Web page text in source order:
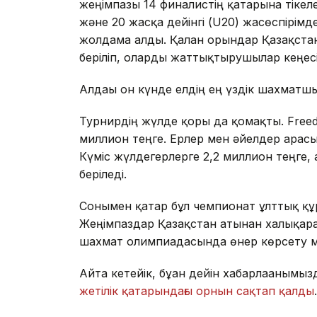
жеңімпазы 14 финалистің қатарына
және 20 жасқа дейінгі (U20)
жолдама алды. Қалған орындар
беріліп, оларды жаттықтырушылар
Алдағы он күнде елдің ең үздік
Турнирдің жүлде қоры да қомақты.
миллион теңге. Ерлер мен әйелдер
Күміс жүлдегерлерге 2,2 миллион
беріледі.
Сонымен қатар бұл чемпионат ұлттық
Жеңімпаздар Қазақстан атынан
шахмат олимпиадасында өнер көрсету
Айта кетейік, бұған дейін
жетілік қатарындағы орнын сақтап қалды